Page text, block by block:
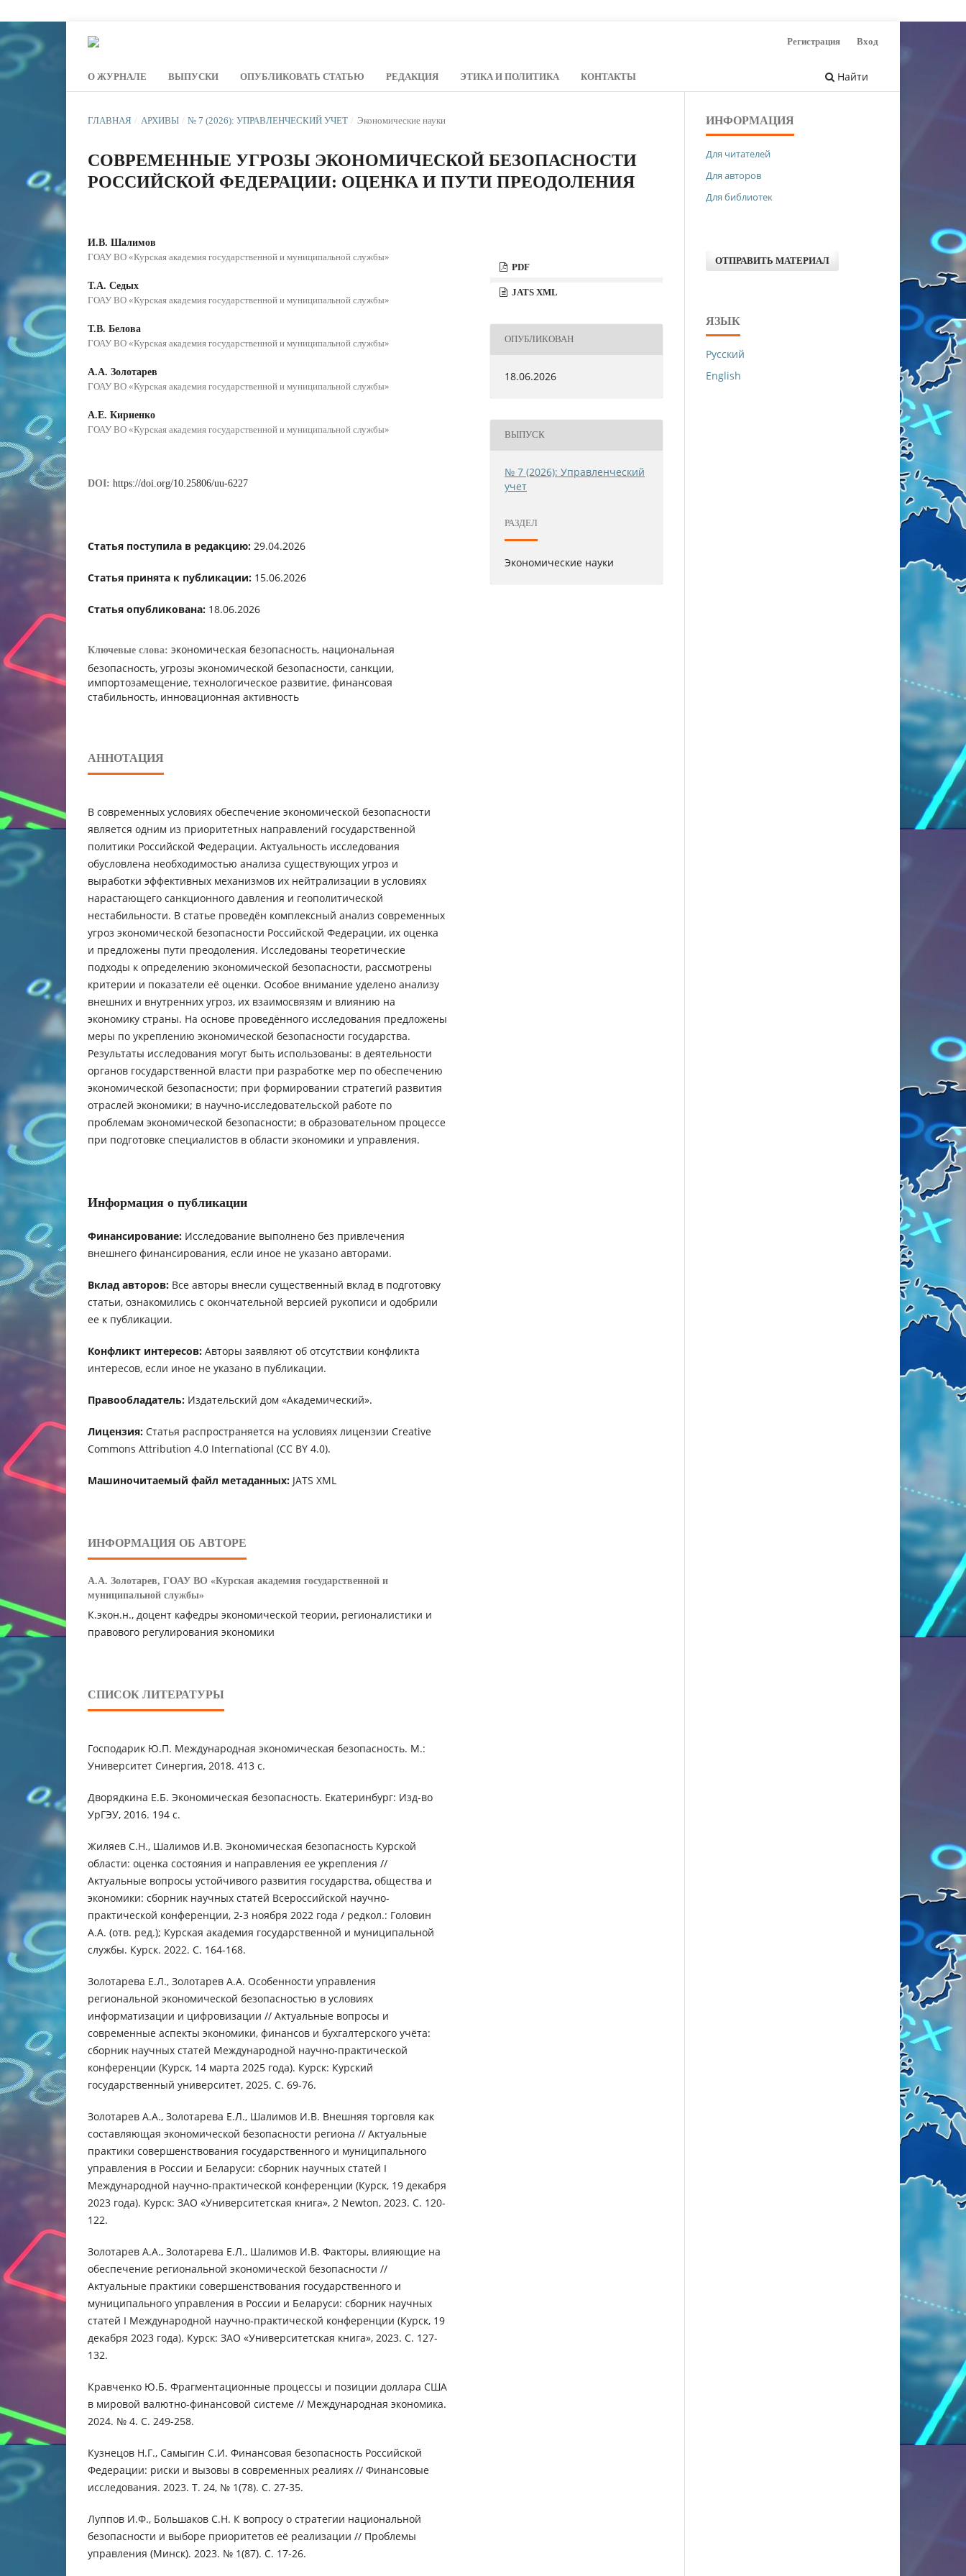
О ЖУРНАЛЕ ВЫПУСКИ ОПУБЛИКОВАТЬ СТАТЬЮ РЕДАКЦИЯ ЭТИКА И ПОЛИТИКА КОНТАКТЫ Найти
Регистрация Вход
ГЛАВНАЯ / АРХИВЫ / № 7 (2026): УПРАВЛЕНЧЕСКИЙ УЧЕТ / Экономические науки
СОВРЕМЕННЫЕ УГРОЗЫ ЭКОНОМИЧЕСКОЙ БЕЗОПАСНОСТИ
РОССИЙСКОЙ ФЕДЕРАЦИИ: ОЦЕНКА И ПУТИ ПРЕОДОЛЕНИЯ
И.В. Шалимов
ГОАУ ВО «Курская академия государственной и муниципальной службы»
Т.А. Седых
ГОАУ ВО «Курская академия государственной и муниципальной службы»
Т.В. Белова
ГОАУ ВО «Курская академия государственной и муниципальной службы»
А.А. Золотарев
ГОАУ ВО «Курская академия государственной и муниципальной службы»
А.Е. Кириенко
ГОАУ ВО «Курская академия государственной и муниципальной службы»
DOI: https://doi.org/10.25806/uu-6227
Статья поступила в редакцию: 29.04.2026
Статья принята к публикации: 15.06.2026
Статья опубликована: 18.06.2026
Ключевые слова: экономическая безопасность, национальная
безопасность, угрозы экономической безопасности, санкции,
импортозамещение, технологическое развитие, финансовая
стабильность, инновационная активность
АННОТАЦИЯ
В современных условиях обеспечение экономической безопасности
является одним из приоритетных направлений государственной
политики Российской Федерации. Актуальность исследования
обусловлена необходимостью анализа существующих угроз и
выработки эффективных механизмов их нейтрализации в условиях
нарастающего санкционного давления и геополитической
нестабильности. В статье проведён комплексный анализ современных
угроз экономической безопасности Российской Федерации, их оценка
и предложены пути преодоления. Исследованы теоретические
подходы к определению экономической безопасности, рассмотрены
критерии и показатели её оценки. Особое внимание уделено анализу
внешних и внутренних угроз, их взаимосвязям и влиянию на
экономику страны. На основе проведённого исследования предложены
меры по укреплению экономической безопасности государства.
Результаты исследования могут быть использованы: в деятельности
органов государственной власти при разработке мер по обеспечению
экономической безопасности; при формировании стратегий развития
отраслей экономики; в научно-исследовательской работе по
проблемам экономической безопасности; в образовательном процессе
при подготовке специалистов в области экономики и управления.
Информация о публикации
Финансирование: Исследование выполнено без привлечения
внешнего финансирования, если иное не указано авторами.
Вклад авторов: Все авторы внесли существенный вклад в подготовку
статьи, ознакомились с окончательной версией рукописи и одобрили
ее к публикации.
Конфликт интересов: Авторы заявляют об отсутствии конфликта
интересов, если иное не указано в публикации.
Правообладатель: Издательский дом «Академический».
Лицензия: Статья распространяется на условиях лицензии Creative
Commons Attribution 4.0 International (CC BY 4.0).
Машиночитаемый файл метаданных: JATS XML
ИНФОРМАЦИЯ ОБ АВТОРЕ
А.А. Золотарев, ГОАУ ВО «Курская академия государственной и
муниципальной службы»
К.экон.н., доцент кафедры экономической теории, регионалистики и
правового регулирования экономики
СПИСОК ЛИТЕРАТУРЫ
Господарик Ю.П. Международная экономическая безопасность. М.:
Университет Синергия, 2018. 413 с.
Дворядкина Е.Б. Экономическая безопасность. Екатеринбург: Изд-во
УрГЭУ, 2016. 194 с.
Жиляев С.Н., Шалимов И.В. Экономическая безопасность Курской
области: оценка состояния и направления ее укрепления //
Актуальные вопросы устойчивого развития государства, общества и
экономики: сборник научных статей Всероссийской научно-
практической конференции, 2-3 ноября 2022 года / редкол.: Головин
А.А. (отв. ред.); Курская академия государственной и муниципальной
службы. Курск. 2022. С. 164-168.
Золотарева Е.Л., Золотарев А.А. Особенности управления
региональной экономической безопасностью в условиях
информатизации и цифровизации // Актуальные вопросы и
современные аспекты экономики, финансов и бухгалтерского учёта:
сборник научных статей Международной научно‑практической
конференции (Курск, 14 марта 2025 года). Курск: Курский
государственный университет, 2025. С. 69-76.
Золотарев А.А., Золотарева Е.Л., Шалимов И.В. Внешняя торговля как
составляющая экономической безопасности региона // Актуальные
практики совершенствования государственного и муниципального
управления в России и Беларуси: сборник научных статей I
Международной научно‑практической конференции (Курск, 19 декабря
2023 года). Курск: ЗАО «Университетская книга», 2 Newton, 2023. С. 120-
122.
Золотарев А.А., Золотарева Е.Л., Шалимов И.В. Факторы, влияющие на
обеспечение региональной экономической безопасности //
Актуальные практики совершенствования государственного и
муниципального управления в России и Беларуси: сборник научных
статей I Международной научно‑практической конференции (Курск, 19
декабря 2023 года). Курск: ЗАО «Университетская книга», 2023. С. 127-
132.
Кравченко Ю.Б. Фрагментационные процессы и позиции доллара США
в мировой валютно‑финансовой системе // Международная экономика.
2024. № 4. С. 249-258.
Кузнецов Н.Г., Самыгин С.И. Финансовая безопасность Российской
Федерации: риски и вызовы в современных реалиях // Финансовые
исследования. 2023. Т. 24, № 1(78). С. 27-35.
Луппов И.Ф., Большаков С.Н. К вопросу о стратегии национальной
безопасности и выборе приоритетов её реализации // Проблемы
управления (Минск). 2023. № 1(87). С. 17-26.
PDF
JATS XML
ОПУБЛИКОВАН
18.06.2026
ВЫПУСК
№ 7 (2026): Управленческий
учет
РАЗДЕЛ
Экономические науки
ИНФОРМАЦИЯ
Для читателей
Для авторов
Для библиотек
ОТПРАВИТЬ МАТЕРИАЛ
ЯЗЫК
Русский
English